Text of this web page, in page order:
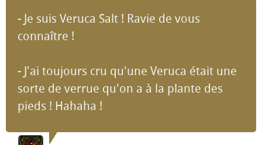
- Je suis Veruca Salt ! Ravie de vous
connaître !
- J'ai toujours cru qu'une Veruca était une
sorte de verrue qu'on a à la plante des
pieds ! Hahaha !